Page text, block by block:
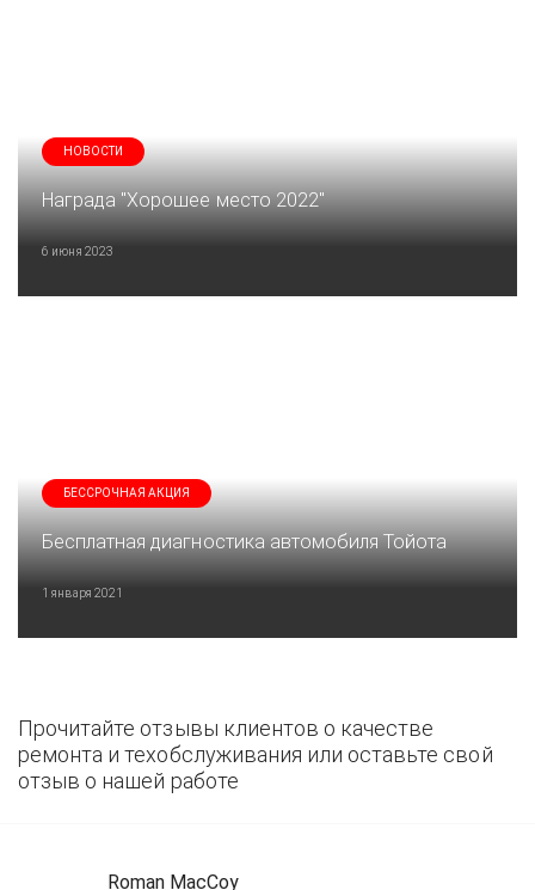
НОВОСТИ
Награда "Хорошее место 2022"
6 июня 2023
БЕССРОЧНАЯ АКЦИЯ
Бесплатная диагностика автомобиля Тойота
1 января 2021
Прочитайте отзывы клиентов о качестве
ремонта и техобслуживания или оставьте свой
отзыв о нашей работе
Roman MacCoy